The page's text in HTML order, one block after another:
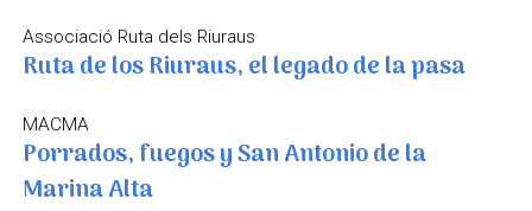
Associació Ruta dels Riuraus
Ruta de los Riuraus, el legado de la pasa
MACMA
Porrados, fuegos y San Antonio de la
Marina Alta